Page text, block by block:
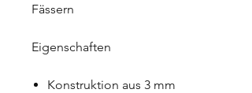
Fässern
Eigenschaften
Konstruktion aus 3 mm